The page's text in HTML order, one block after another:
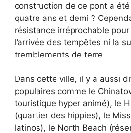
construction de ce pont a
quatre ans et demi ?
résistance irréprochable
l’arrivée des tempêtes ni la
tremblements de terre.
Dans cette ville, il y a aussi
populaires comme le
touristique hyper animé), le
(quartier des hippies), le
latinos), le North Beach